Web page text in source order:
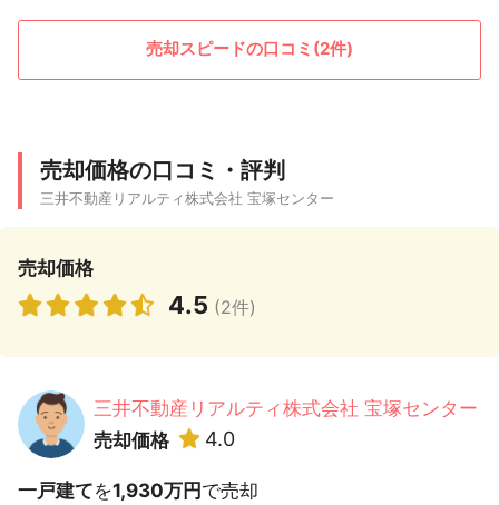
売却スピードの口コミ(2件)
売却価格の口コミ・評判
三井不動産リアルティ株式会社 宝塚センター
売却価格
4.5 (2件)
三井不動産リアルティ株式会社 宝塚センター
売却価格
4.0
一戸建てを1,930万円で売却